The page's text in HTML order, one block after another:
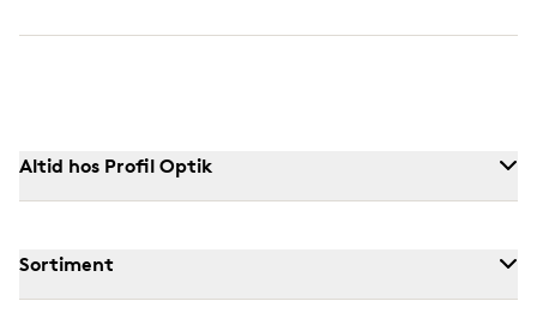
Altid hos Profil Optik
Sortiment